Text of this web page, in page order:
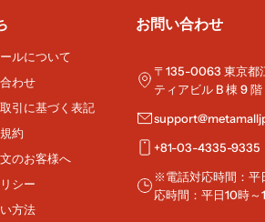
ルについて
わせ
引に基づく表記
約
のお客様へ
シー
方法
お問い合わせ
〒135-0063 東京都
ティアビル B 棟 9 階
+81-03-4335-9335
※電話対応時間：平
応時間：平日10時～